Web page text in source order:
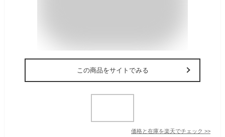
この商品をサイトでみる
価格と在庫を楽天でチェック >>